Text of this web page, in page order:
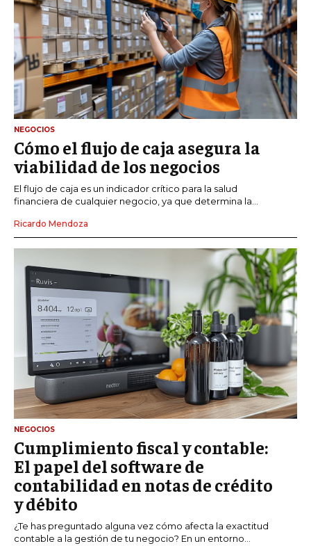
NEGOCIOS
Cómo el flujo de caja asegura la
viabilidad de los negocios
El flujo de caja es un indicador crítico para la salud
financiera de cualquier negocio, ya que determina la...
Ricardo Mendoza
NEGOCIOS
Cumplimiento fiscal y contable:
El papel del software de
contabilidad en notas de crédito
y débito
¿Te has preguntado alguna vez cómo afecta la exactitud
contable a la gestión de tu negocio? En un entorno...